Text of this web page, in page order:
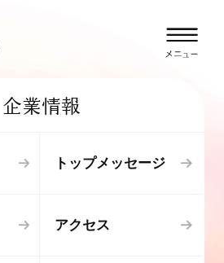
企業情報
トップメッセージ
アクセス